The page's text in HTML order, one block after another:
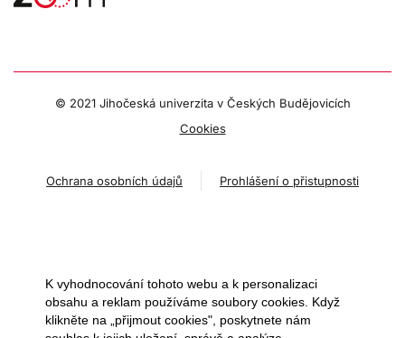
© 2021 Jihočeská univerzita v Českých Budějovicích
Cookies
Ochrana osobních údajů Prohlášení o přistupnosti
K vyhodnocování tohoto webu a k personalizaci
obsahu a reklam používáme soubory cookies. Když
klikněte na „přijmout cookies", poskytnete nám